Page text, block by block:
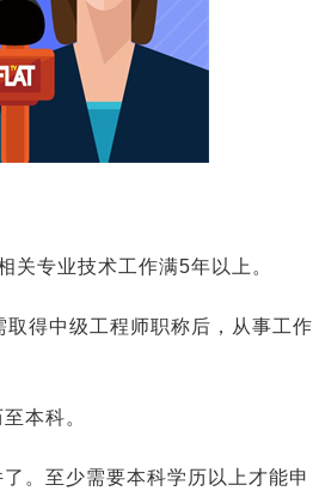
关专业技术工作满5年以上。
得中级工程师职称后，从事工作
本科。
。至少需要本科学历以上才能申